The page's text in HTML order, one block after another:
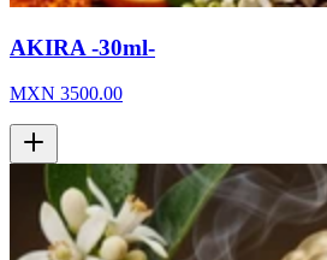
AKIRA -30ml-
MXN 3500.00